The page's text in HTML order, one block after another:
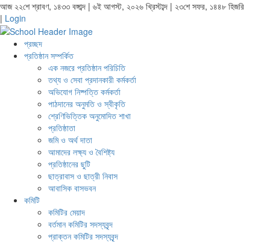
আজ ২২শে শ্রাবণ, ১৪৩৩ বঙ্গাব্দ | ৬ই আগস্ট, ২০২৬ খ্রিস্টাব্দ | ২৩শে সফর, ১৪৪৮ হিজরি
| Login
প্রচ্ছদ
প্রতিষ্ঠান সম্পর্কিত
এক নজরে প্রতিষ্ঠান পরিচিতি
তথ্য ও সেবা প্রদানকারী কর্মকর্তা
অভিযোগ নিষ্পত্তি কর্মকর্তা
পাঠদানের অনুমতি ও স্বীকৃতি
শ্রেণিভিত্তিক অনুমোদিত শাখা
প্রতিষ্ঠাতা
জমি ও অর্থ দাতা
আমাদের লক্ষ্য ও বৈশিষ্ট্য
প্রতিষ্ঠানের ছুটি
ছাত্রাবাস ও ছাত্রী নিবাস
আবাসিক বাসভবন
কমিটি
কমিটির মেয়াদ
বর্তমান কমিটির সদস্যবৃন্দ
প্রাক্তন কমিটির সদস্যবৃন্দ